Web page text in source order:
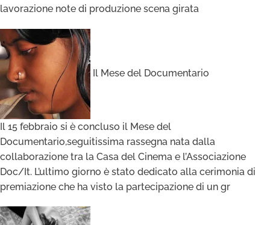
lavorazione note di produzione scena girata
Il Mese del Documentario
Il 15 febbraio si è concluso il Mese del
Documentario,seguitissima rassegna nata dalla
collaborazione tra la Casa del Cinema e l’Associazione
Doc/It. L’ultimo giorno è stato dedicato alla cerimonia di
premiazione che ha visto la partecipazione di un gr